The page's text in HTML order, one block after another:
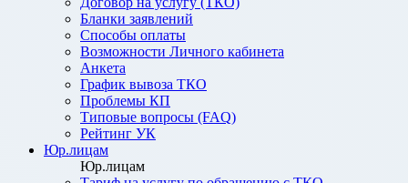
Бланки заявлений
Способы оплаты
Возможности Личного кабинета
Анкета
График вывоза ТКО
Проблемы КП
Типовые вопросы (FAQ)
Рейтинг УК
Юр.лицам
Юр.лицам